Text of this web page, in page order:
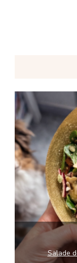
Salade